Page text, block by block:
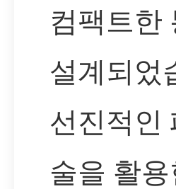
컴팩트한
설계되었
선진적인
술을 활